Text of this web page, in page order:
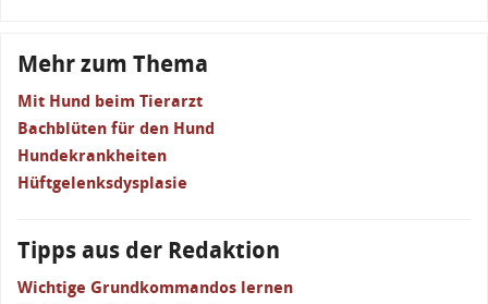
Mehr zum Thema
Mit Hund beim Tierarzt
Bachblüten für den Hund
Hundekrankheiten
Hüftgelenksdysplasie
Tipps aus der Redaktion
Wichtige Grundkommandos lernen